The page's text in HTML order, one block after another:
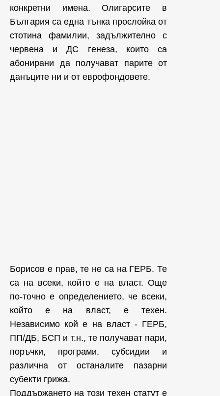
конкретни имена. Олигарсите в
България са една тънка прослойка от
стотина фамилии, задължително с
червена и ДС генеза, които са
абонирани да получават парите от
данъците ни и от еврофондовете.
Борисов е прав, те не са на ГЕРБ. Те
са на всеки, който е на власт. Още
по-точно е определението, че всеки,
който е на власт, е техен.
Независимо кой е на власт - ГЕРБ,
ПП/ДБ, БСП и т.н., те получават пари,
поръчки, програми, субсидии и
различна от останалите пазарни
субекти грижа.
Поддържането на този техен статут е